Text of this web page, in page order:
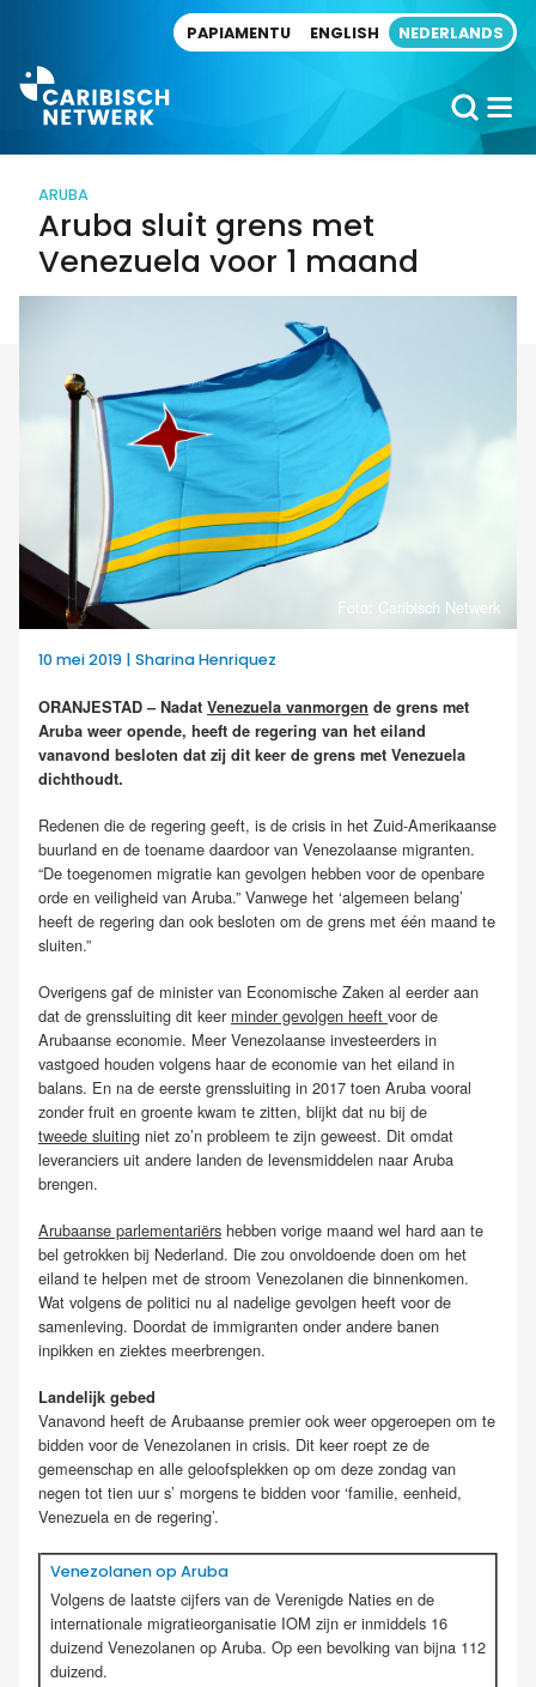
PAPIAMENTU ENGLISH NEDERLANDS
ARUBA
Aruba sluit grens met
Venezuela voor 1 maand
Foto: Caribisch Netwerk
10 mei 2019 | Sharina Henriquez
ORANJESTAD – Nadat Venezuela vanmorgen de grens met
Aruba weer opende, heeft de regering van het eiland
vanavond besloten dat zij dit keer de grens met Venezuela
dichthoudt.
Redenen die de regering geeft, is de crisis in het Zuid-Amerikaanse
buurland en de toename daardoor van Venezolaanse migranten.
“De toegenomen migratie kan gevolgen hebben voor de openbare
orde en veiligheid van Aruba.” Vanwege het ‘algemeen belang’
heeft de regering dan ook besloten om de grens met één maand te
sluiten.”
Overigens gaf de minister van Economische Zaken al eerder aan
dat de grenssluiting dit keer minder gevolgen heeft voor de
Arubaanse economie. Meer Venezolaanse investeerders in
vastgoed houden volgens haar de economie van het eiland in
balans. En na de eerste grenssluiting in 2017 toen Aruba vooral
zonder fruit en groente kwam te zitten, blijkt dat nu bij de
tweede sluiting niet zo’n probleem te zijn geweest. Dit omdat
leveranciers uit andere landen de levensmiddelen naar Aruba
brengen.
Arubaanse parlementariërs hebben vorige maand wel hard aan te
bel getrokken bij Nederland. Die zou onvoldoende doen om het
eiland te helpen met de stroom Venezolanen die binnenkomen.
Wat volgens de politici nu al nadelige gevolgen heeft voor de
samenleving. Doordat de immigranten onder andere banen
inpikken en ziektes meerbrengen.
Landelijk gebed
Vanavond heeft de Arubaanse premier ook weer opgeroepen om te
bidden voor de Venezolanen in crisis. Dit keer roept ze de
gemeenschap en alle geloofsplekken op om deze zondag van
negen tot tien uur s’ morgens te bidden voor ‘familie, eenheid,
Venezuela en de regering’.
Venezolanen op Aruba
Volgens de laatste cijfers van de Verenigde Naties en de
internationale migratieorganisatie IOM zijn er inmiddels 16
duizend Venezolanen op Aruba. Op een bevolking van bijna 112
duizend.